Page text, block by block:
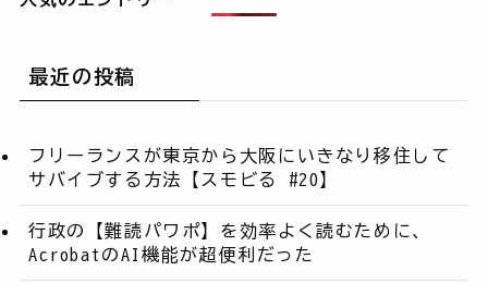
最近の投稿
フリーランスが東京から大阪にいきなり移住して
サバイブする方法【スモビる #20】
行政の【難読パワポ】を効率よく読むために、
AcrobatのAI機能が超便利だった